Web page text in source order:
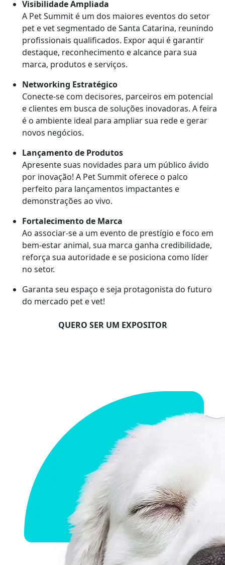
Visibilidade Ampliada
A Pet Summit é um dos maiores eventos do setor
pet e vet segmentado de Santa Catarina, reunindo
profissionais qualificados. Expor aqui é garantir
destaque, reconhecimento e alcance para sua
marca, produtos e serviços.
Networking Estratégico
Conecte-se com decisores, parceiros em potencial
e clientes em busca de soluções inovadoras. A feira
é o ambiente ideal para ampliar sua rede e gerar
novos negócios.
Lançamento de Produtos
Apresente suas novidades para um público ávido
por inovação! A Pet Summit oferece o palco
perfeito para lançamentos impactantes e
demonstrações ao vivo.
Fortalecimento de Marca
Ao associar-se a um evento de prestígio e foco em
bem-estar animal, sua marca ganha credibilidade,
reforça sua autoridade e se posiciona como líder
no setor.
Garanta seu espaço e seja protagonista do futuro
do mercado pet e vet!
QUERO SER UM EXPOSITOR